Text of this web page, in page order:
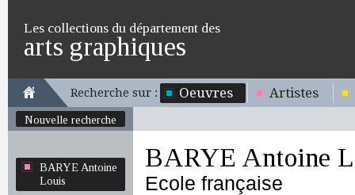
Les collections du département des
arts graphiques
Recherche sur : Oeuvres Artistes
Nouvelle recherche
BARYE Antoine
Louis
BARYE Antoine
Ecole française